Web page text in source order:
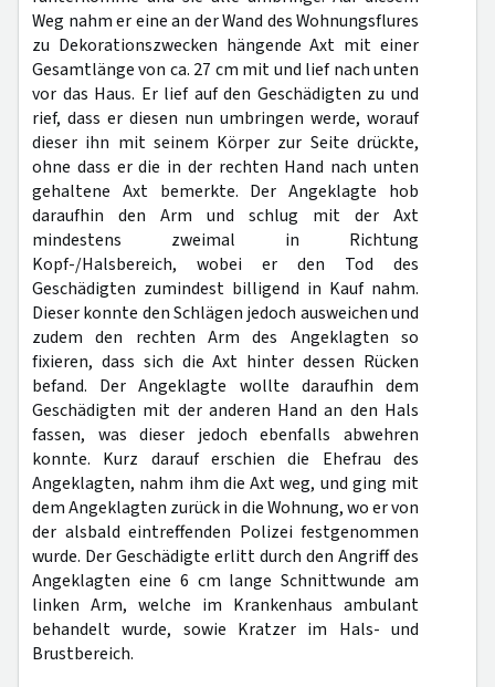
Weg nahm er eine an der Wand des Wohnungsflures
zu Dekorationszwecken hängende Axt mit einer
Gesamtlänge von ca. 27 cm mit und lief nach unten
vor das Haus. Er lief auf den Geschädigten zu und
rief, dass er diesen nun umbringen werde, worauf
dieser ihn mit seinem Körper zur Seite drückte,
ohne dass er die in der rechten Hand nach unten
gehaltene Axt bemerkte. Der Angeklagte hob
daraufhin den Arm und schlug mit der Axt
mindestens zweimal in Richtung
Kopf-/Halsbereich, wobei er den Tod des
Geschädigten zumindest billigend in Kauf nahm.
Dieser konnte den Schlägen jedoch ausweichen und
zudem den rechten Arm des Angeklagten so
fixieren, dass sich die Axt hinter dessen Rücken
befand. Der Angeklagte wollte daraufhin dem
Geschädigten mit der anderen Hand an den Hals
fassen, was dieser jedoch ebenfalls abwehren
konnte. Kurz darauf erschien die Ehefrau des
Angeklagten, nahm ihm die Axt weg, und ging mit
dem Angeklagten zurück in die Wohnung, wo er von
der alsbald eintreffenden Polizei festgenommen
wurde. Der Geschädigte erlitt durch den Angriff des
Angeklagten eine 6 cm lange Schnittwunde am
linken Arm, welche im Krankenhaus ambulant
behandelt wurde, sowie Kratzer im Hals- und
Brustbereich.